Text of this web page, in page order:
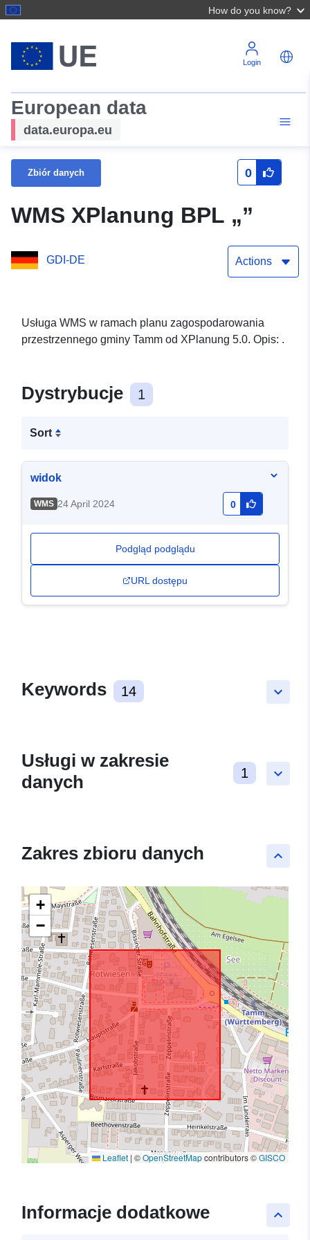
How do you know?
Login
European data
data.europa.eu
Zbiór danych 0
WMS XPlanung BPL „”
GDI-DE Actions
Usługa WMS w ramach planu zagospodarowania
przestrzennego gminy Tamm od XPlanung 5.0. Opis: .
Dystrybucje 1
Sort
widok
WMS 24 April 2024 0
Podgląd podglądu
URL dostępu
keyboard_arrow_down
Keywords 14
keyboard_arrow_down
Usługi w zakresie
danych
1
keyboard_arrow_up
Zakres zbioru danych
+
−
Leaflet | ©OpenStreetMapcontributors ©GISCO
keyboard_arrow_up
Informacje dodatkowe